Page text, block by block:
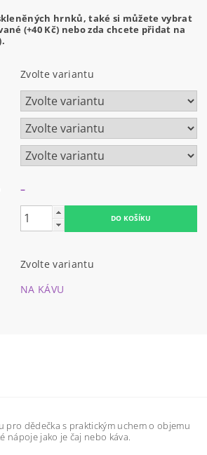
hrnků, také si můžete vybrat
(+40 Kč) nebo zda chcete přidat na
Zvolte variantu
–
Zvolte variantu
NA KÁVU
pro dědečka s praktickým uchem o objemu
nápoje jako je čaj nebo káva.